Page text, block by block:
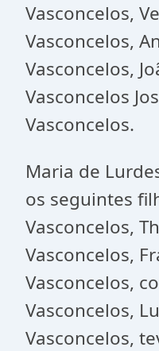
Vasconcelos,
Vasconcelos,
Vasconcelos,
Vasconcelos
Vasconcelos.
Maria de
os seguintes
Vasconcelos,
Vasconcelos,
Vasconcelos,
Vasconcelos,
Vasconcelos,